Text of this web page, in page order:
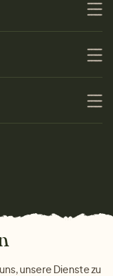
unsere Dienste zu